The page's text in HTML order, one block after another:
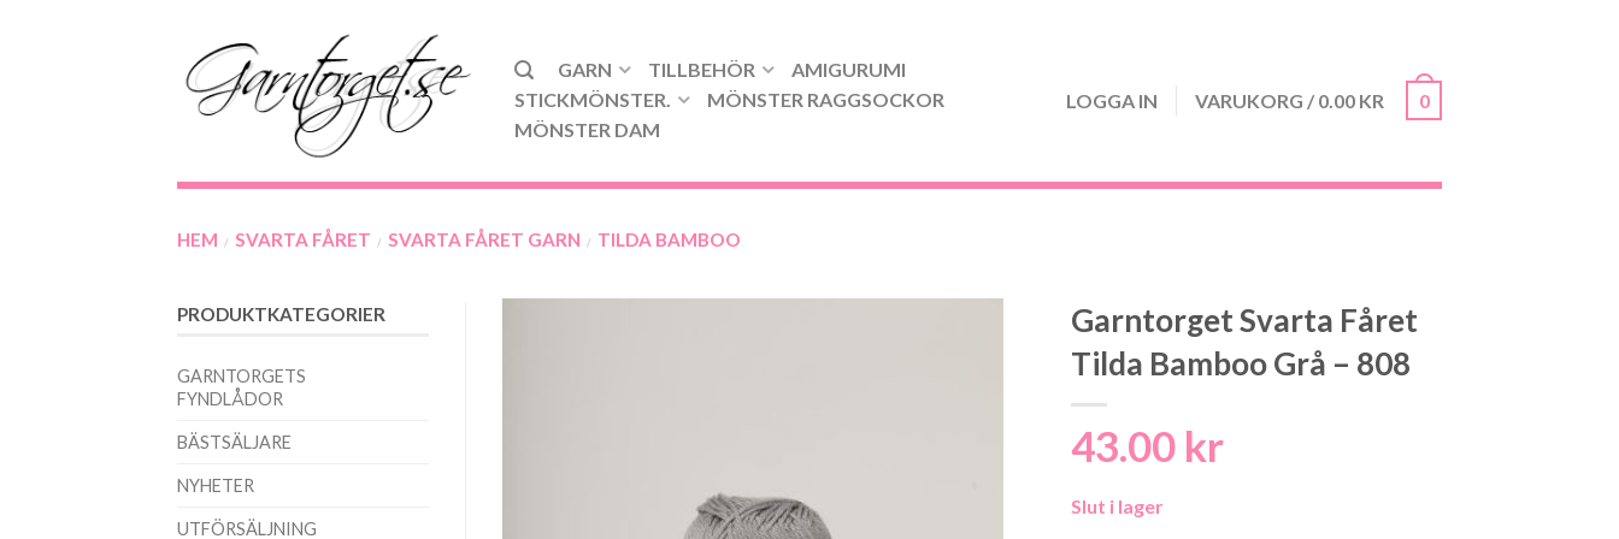
GARN TILLBEHÖR
AMIGURUMI
STICKMÖNSTER.
MÖNSTER RAGGSOCKOR
MÖNSTER DAM
LOGGA IN VARUKORG / 0.00 KR 0
HEM / SVARTA FÅRET / SVARTA FÅRET GARN / TILDA BAMBOO
PRODUKTKATEGORIER
GARNTORGETS
FYNDLÅDOR
BÄSTSÄLJARE
NYHETER
UTFÖRSÄLJNING
Garntorget Svarta Fåret
Tilda Bamboo Grå – 808
43.00 kr
Slut i lager